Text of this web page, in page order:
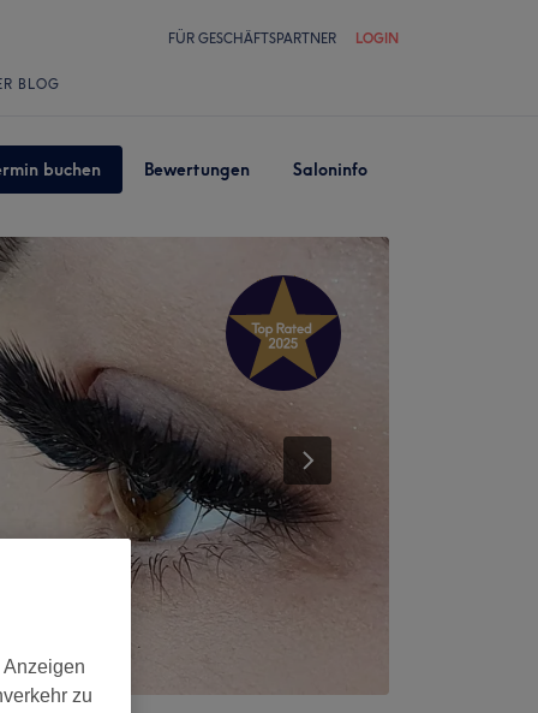
FÜR GESCHÄFTSPARTNER LOGIN
BLOG
buchen Bewertungen Saloninfo
zu